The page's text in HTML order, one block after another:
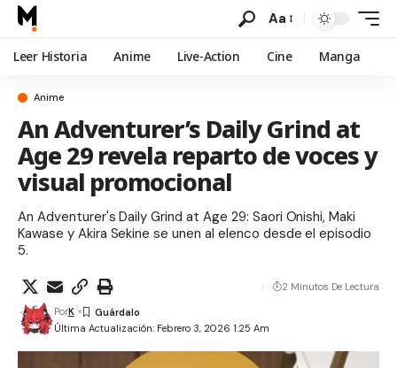
Aa
Leer Historia Anime Live-Action Cine Manga
Anime
An Adventurer’s Daily Grind at
Age 29 revela reparto de voces y
visual promocional
An Adventurer's Daily Grind at Age 29: Saori Onishi, Maki
Kawase y Akira Sekine se unen al elenco desde el episodio
5.
Última Actualización: Febrero 3, 2026 1:25 Am
PorK
2 Minutos De Lectura